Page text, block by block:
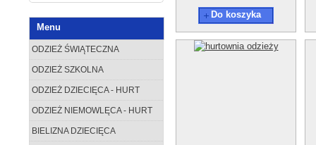
Menu
ODZIEŻ ŚWIĄTECZNA
ODZIEŻ SZKOLNA
ODZIEŻ DZIECIĘCA - HURT
ODZIEŻ NIEMOWLĘCA - HURT
BIELIZNA DZIECIĘCA
Do koszyka